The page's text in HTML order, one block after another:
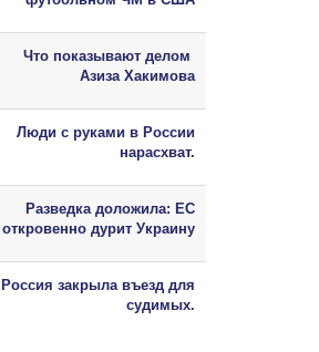
Что показывают делом
Азиза Хакимова
Люди с руками в России
нарасхват.
Разведка доложила: ЕС
откровенно дурит Украину
Россия закрыла въезд для
судимых.